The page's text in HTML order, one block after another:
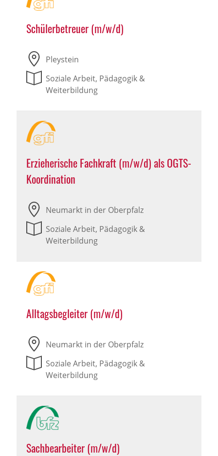
Schülerbetreuer (m/w/d)
Pleystein
Soziale Arbeit, Pädagogik &
Weiterbildung
Erzieherische Fachkraft (m/w/d) als OGTS-
Koordination
Neumarkt in der Oberpfalz
Soziale Arbeit, Pädagogik &
Weiterbildung
Alltagsbegleiter (m/w/d)
Neumarkt in der Oberpfalz
Soziale Arbeit, Pädagogik &
Weiterbildung
Sachbearbeiter (m/w/d)